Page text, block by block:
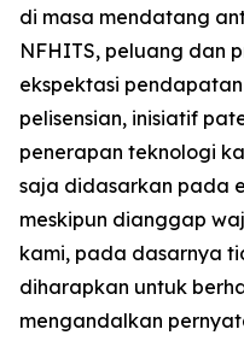
di masa mendatang
NFHITS, peluang dan
ekspektasi
pelisensian, inisiatif
penerapan teknologi
saja didasarkan pada
meskipun dianggap
kami, pada dasarnya
diharapkan untuk
mengandalkan